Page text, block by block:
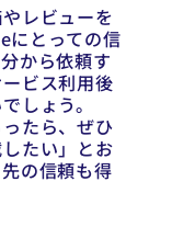
レビューを
にとっての信
から依頼す
ビス利用後
しょう。
たら、ぜひ
たい」とお
の信頼も得